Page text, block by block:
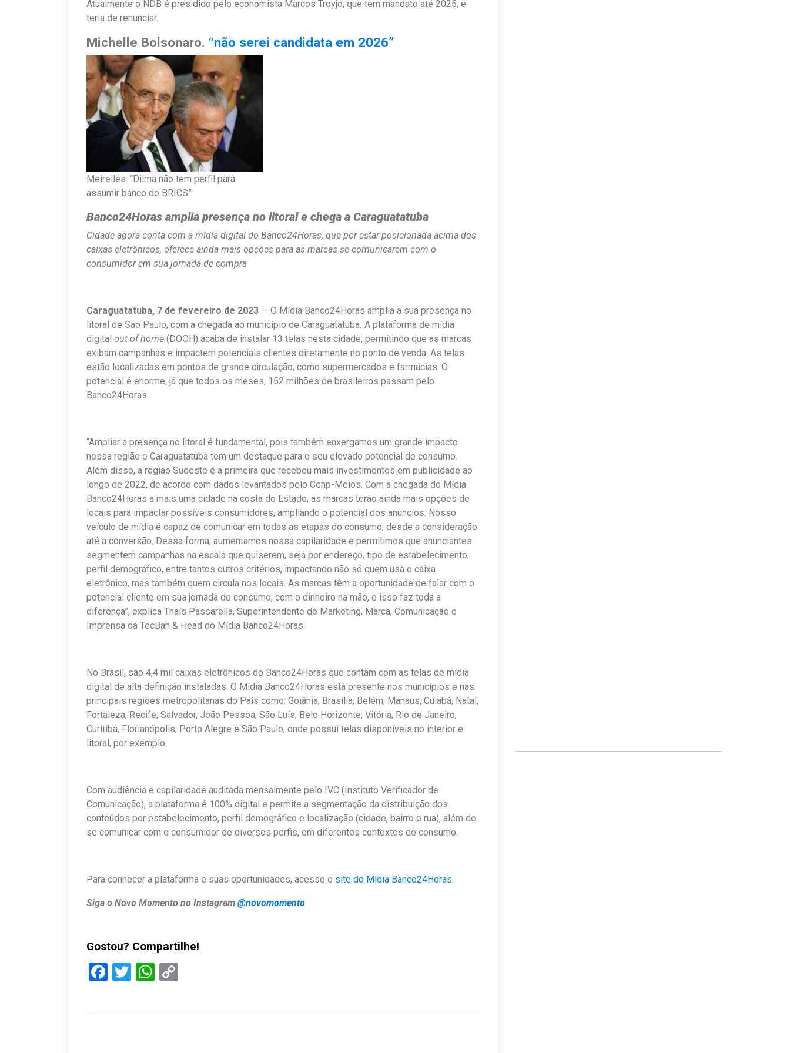
Atualmente o NDB é presidido pelo economista Marcos Troyjo, que tem mandato até 2025, e
teria de renunciar.
Michelle Bolsonaro. “não serei candidata em 2026”
Meirelles: “Dilma não tem perfil para
assumir banco do BRICS”
Banco24Horas amplia presença no litoral e chega a Caraguatatuba
Cidade agora conta com a mídia digital do Banco24Horas, que por estar posicionada acima dos
caixas eletrônicos, oferece ainda mais opções para as marcas se comunicarem com o
consumidor em sua jornada de compra
Caraguatatuba, 7 de fevereiro de 2023 — O Mídia Banco24Horas amplia a sua presença no
litoral de São Paulo, com a chegada ao município de Caraguatatuba. A plataforma de mídia
digital out of home (DOOH) acaba de instalar 13 telas nesta cidade, permitindo que as marcas
exibam campanhas e impactem potenciais clientes diretamente no ponto de venda. As telas
estão localizadas em pontos de grande circulação, como supermercados e farmácias. O
potencial é enorme, já que todos os meses, 152 milhões de brasileiros passam pelo
Banco24Horas.
“Ampliar a presença no litoral é fundamental, pois também enxergamos um grande impacto
nessa região e Caraguatatuba tem um destaque para o seu elevado potencial de consumo.
Além disso, a região Sudeste é a primeira que recebeu mais investimentos em publicidade ao
longo de 2022, de acordo com dados levantados pelo Cenp-Meios. Com a chegada do Mídia
Banco24Horas a mais uma cidade na costa do Estado, as marcas terão ainda mais opções de
locais para impactar possíveis consumidores, ampliando o potencial dos anúncios. Nosso
veículo de mídia é capaz de comunicar em todas as etapas do consumo, desde a consideração
até a conversão. Dessa forma, aumentamos nossa capilaridade e permitimos que anunciantes
segmentem campanhas na escala que quiserem, seja por endereço, tipo de estabelecimento,
perfil demográfico, entre tantos outros critérios, impactando não só quem usa o caixa
eletrônico, mas também quem circula nos locais. As marcas têm a oportunidade de falar com o
potencial cliente em sua jornada de consumo, com o dinheiro na mão, e isso faz toda a
diferença”, explica Thaís Passarella, Superintendente de Marketing, Marca, Comunicação e
Imprensa da TecBan & Head do Mídia Banco24Horas.
No Brasil, são 4,4 mil caixas eletrônicos do Banco24Horas que contam com as telas de mídia
digital de alta definição instaladas. O Mídia Banco24Horas está presente nos municípios e nas
principais regiões metropolitanas do País como: Goiânia, Brasília, Belém, Manaus, Cuiabá, Natal,
Fortaleza, Recife, Salvador, João Pessoa, São Luís, Belo Horizonte, Vitória, Rio de Janeiro,
Curitiba, Florianópolis, Porto Alegre e São Paulo, onde possui telas disponíveis no interior e
litoral, por exemplo.
Com audiência e capilaridade auditada mensalmente pelo IVC (Instituto Verificador de
Comunicação), a plataforma é 100% digital e permite a segmentação da distribuição dos
conteúdos por estabelecimento, perfil demográfico e localização (cidade, bairro e rua), além de
se comunicar com o consumidor de diversos perfis, em diferentes contextos de consumo.
Para conhecer a plataforma e suas oportunidades, acesse o site do Mídia Banco24Horas
Siga o Novo Momento no Instagram @novomomento
Gostou? Compartilhe!
Facebook
TwitterWhatsApp